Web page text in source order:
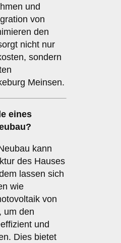
und
von
den
nicht nur
sondern
Meinsen.
eines
?
kann
des Hauses
lassen sich
wie
von
um den
und
Dies bietet